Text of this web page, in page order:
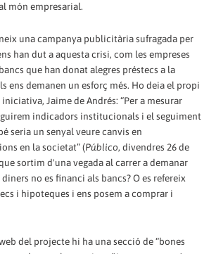
món empresarial.
una campanya publicitària sufragada per
han dut a aquesta crisi, com les empreses
que han donat alegres préstecs a la
ens demanen un esforç més. Ho deia el propi
Jaime de Andrés: “Per a mesurar
indicadors institucionals i el seguiment
seria un senyal veure canvis en
en la societat” (Público, divendres 26 de
sortim d'una vegada al carrer a demanar
no es financi als bancs? O es refereix
i hipoteques i ens posem a comprar i
del projecte hi ha una secció de “bones